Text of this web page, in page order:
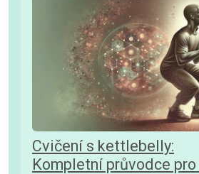
Cvičení s kettlebelly:
Kompletní průvodce